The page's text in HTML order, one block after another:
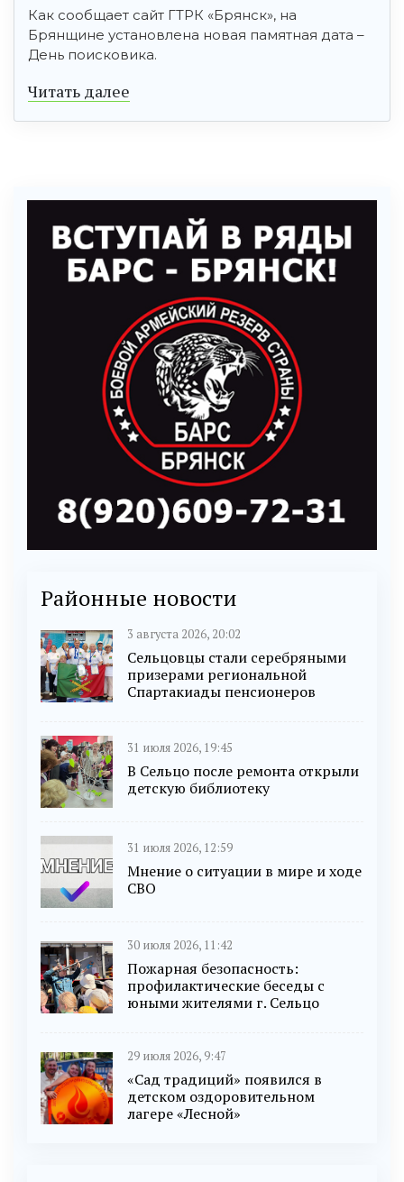
Как сообщает сайт ГТРК «Брянск», на
Брянщине установлена новая памятная дата –
День поисковика.
Читать далее
Районные новости
3 августа 2026, 20:02
Сельцовцы стали серебряными
призерами региональной
Спартакиады пенсионеров
31 июля 2026, 19:45
В Сельцо после ремонта открыли
детскую библиотеку
31 июля 2026, 12:59
Мнение о ситуации в мире и ходе
СВО
30 июля 2026, 11:42
Пожарная безопасность:
профилактические беседы с
юными жителями г. Сельцо
29 июля 2026, 9:47
«Сад традиций» появился в
детском оздоровительном
лагере «Лесной»